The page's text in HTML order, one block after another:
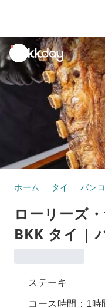
unread
notifications
ホーム タイ バン
ローリーズ
BKK タイ |
ステーキ
コース時間：1時